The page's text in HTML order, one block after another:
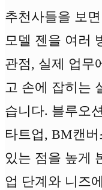
추천사들을 보
모델 젠을 여러
관점, 실제 업무
고 손에 잡히는
습니다. 블루오
타트업, BM캔
있는 점을 높게
업 단계와 니즈